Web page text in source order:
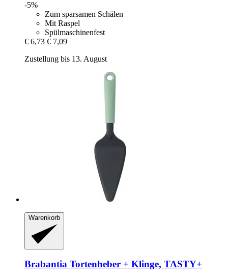
-5%
Zum sparsamen Schälen
Mit Raspel
Spülmaschinenfest
€ 6,73 € 7,09
Zustellung bis 13. August
Warenkorb
Brabantia Tortenheber + Klinge, TASTY+